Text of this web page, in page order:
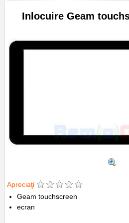
Inlocuire Geam
Apreciaţi
Geam touchscreen
ecran